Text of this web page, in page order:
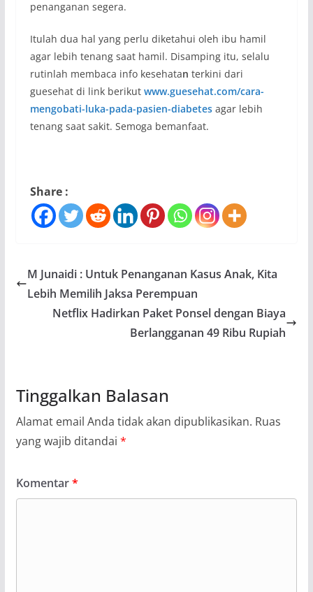
penanganan segera.
Itulah dua hal yang perlu diketahui oleh ibu hamil
agar lebih tenang saat hamil. Disamping itu, selalu
rutinlah membaca info kesehatan terkini dari
guesehat di link berikut www.guesehat.com/cara-
mengobati-luka-pada-pasien-diabetesagar lebih
tenang saat sakit. Semoga bemanfaat.
Share :
M Junaidi : Untuk Penanganan Kasus Anak, Kita
Lebih Memilih Jaksa Perempuan
Netflix Hadirkan Paket Ponsel dengan Biaya
Berlangganan 49 Ribu Rupiah
Tinggalkan Balasan
Alamat email Anda tidak akan dipublikasikan. Ruas
yang wajib ditandai *
Komentar*